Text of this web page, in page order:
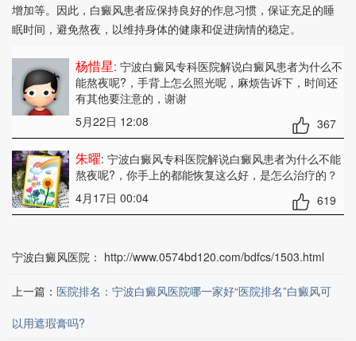
增加等。因此，白癜风患者应保持良好的作息习惯，保证充足的睡
眠时间，避免熬夜，以维持身体的健康和促进病情的稳定。
杨惜星: 宁波白癜风专科医院解说白癜风患者为什么不
能熬夜呢? ，手背上怎么照光呢，麻烦告诉下，时间还
有其他要注意的，谢谢
5月22日 12:08
367
朱曜: 宁波白癜风专科医院解说白癜风患者为什么不能
熬夜呢? ，你手上的都能恢复这么好，是怎么治疗的？
4月17日 00:04
619
宁波白癜风医院： http://www.0574bd120.com/bdfcs/1503.html
上一篇： 医院排名：宁波白癜风医院哪一家好“医院排名”白癜风可
以用遮瑕膏吗?